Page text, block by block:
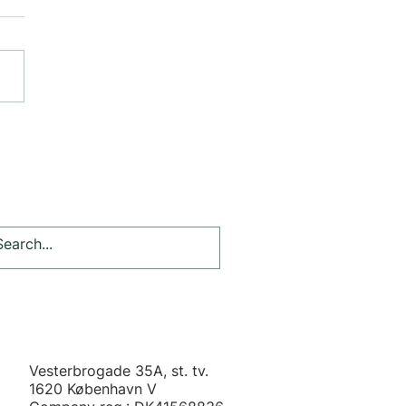
Vesterbrogade 35A, st. tv.
1620 København V